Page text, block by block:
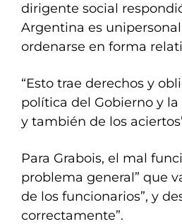
dirigente social
Argentina es
ordenarse en forma
“Esto trae derechos y
política del Gobierno y
y también de los
Para Grabois, el mal
problema general” que
de los funcionarios”, y
correctamente”.